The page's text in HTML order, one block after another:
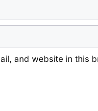
and website in this